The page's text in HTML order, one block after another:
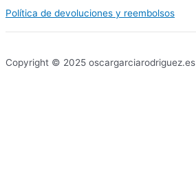
Política de devoluciones y reembolsos
Copyright © 2025 oscargarciarodriguez.es